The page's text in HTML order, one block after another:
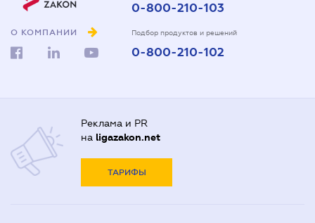
О КОМПАНИИ
0-800-210-103
Подбор продуктов и решений
0-800-210-102
Реклама и PR
на ligazakon.net
ТАРИФЫ